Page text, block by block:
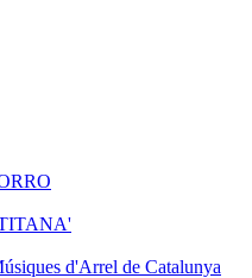
d'Arrel de Catalunya